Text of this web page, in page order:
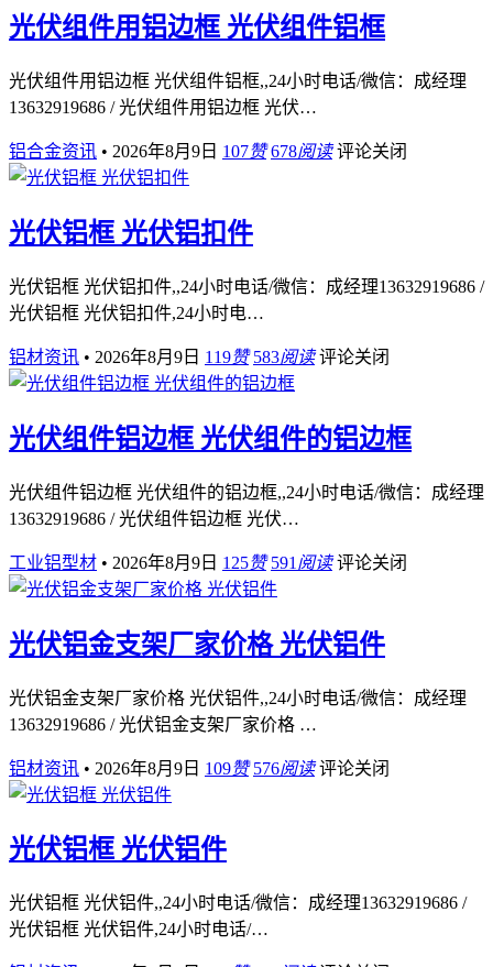
光伏组件用铝边框 光伏组件铝框
光伏组件用铝边框 光伏组件铝框,,24小时电话/微信：成经理
13632919686 / 光伏组件用铝边框 光伏…
铝合金资讯 • 2026年8月9日 107赞 678阅读 评论关闭
光伏铝框 光伏铝扣件
光伏铝框 光伏铝扣件,,24小时电话/微信：成经理13632919686 /
光伏铝框 光伏铝扣件,24小时电…
铝材资讯 • 2026年8月9日 119赞 583阅读 评论关闭
光伏组件铝边框 光伏组件的铝边框
光伏组件铝边框 光伏组件的铝边框,,24小时电话/微信：成经理
13632919686 / 光伏组件铝边框 光伏…
工业铝型材 • 2026年8月9日 125赞 591 阅读 评论关闭
光伏铝金支架厂家价格 光伏铝件
光伏铝金支架厂家价格 光伏铝件,,24小时电话/微信：成经理
13632919686 / 光伏铝金支架厂家价格 …
铝材资讯 • 2026年8月9日 109赞 576阅读 评论关闭
光伏铝框 光伏铝件
光伏铝框 光伏铝件,,24小时电话/微信：成经理13632919686 /
光伏铝框 光伏铝件,24小时电话/…